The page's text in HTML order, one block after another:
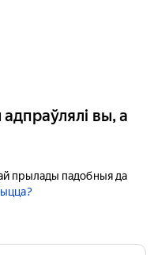
вы, а
прылады падобныя да